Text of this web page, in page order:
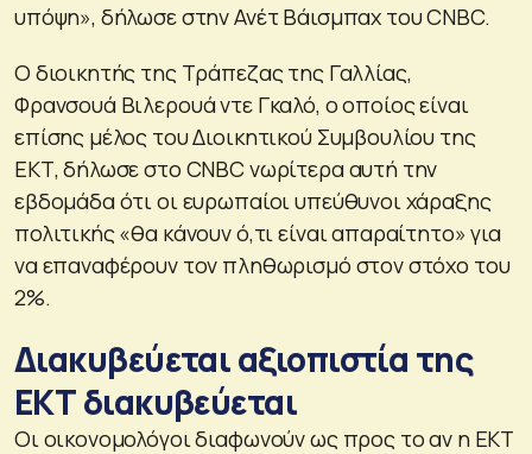
υπόψη», δήλωσε στην Ανέτ Βάισμπαχ του CNBC.
Ο διοικητής της Τράπεζας της Γαλλίας,
Φρανσουά Βιλερουά ντε Γκαλό, ο οποίος είναι
επίσης μέλος του Διοικητικού Συμβουλίου της
ΕΚΤ, δήλωσε στο CNBC νωρίτερα αυτή την
εβδομάδα ότι οι ευρωπαίοι υπεύθυνοι χάραξης
πολιτικής «θα κάνουν ό,τι είναι απαραίτητο» για
να επαναφέρουν τον πληθωρισμό στον στόχο του
2%.
Διακυβεύεται αξιοπιστία της
ΕΚΤ διακυβεύεται
Οι οικονομολόγοι διαφωνούν ως προς το αν η ΕΚΤ